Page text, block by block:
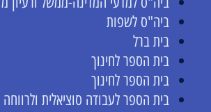
ביה"ס לשפות
בית ברל
בית הספר לחינוך
בית הספר לחינוך
בית הספר לעבודה סוציאלית